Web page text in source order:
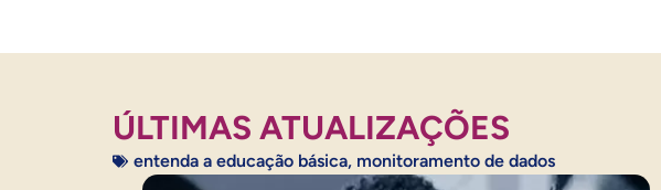
ÚLTIMAS ATUALIZAÇÕES
entenda a educação básica, monitoramento de dados